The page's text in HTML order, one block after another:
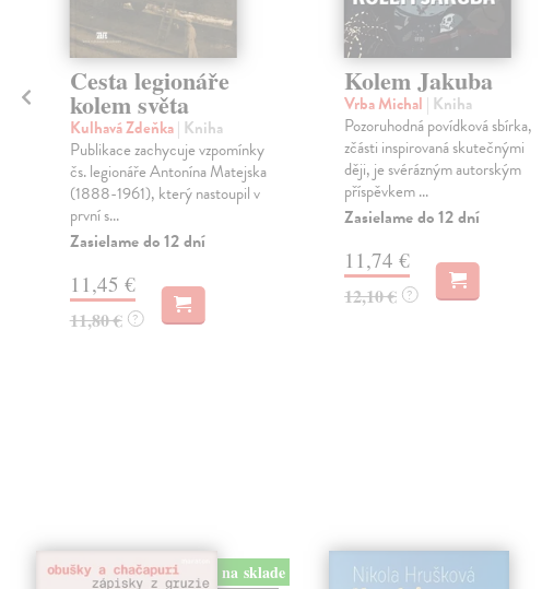
Cesta legionáře
kolem světa
Kulhavá Zdeňka| Kniha
Publikace zachycuje vzpomínky
čs. legionáře Antonína Matejska
(1888-1961), který nastoupil v
první s...
Zasielame do 12 dní
11,45 €
11,80 € ?
Kolem Jakuba
Vrba Michal | Kniha
Pozoruhodná povídková sbírka,
zčásti inspirovaná skutečnými
ději, je svérázným autorským
příspěvkem ...
Zasielame do 12 dní
11,74 €
12,10 € ?
na sklade